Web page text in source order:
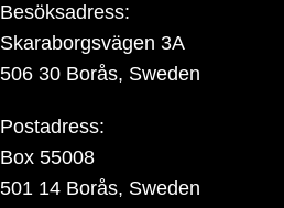
Besöksadress:
Skaraborgsvägen 3A
506 30 Borås, Sweden
Postadress:
Box 55008
501 14 Borås, Sweden